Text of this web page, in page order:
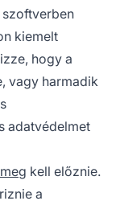
szoftverben
kiemelt
hogy a
vagy harmadik
adatvédelmet
kell előznie.
a